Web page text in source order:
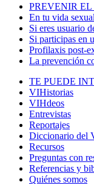
PREVENIR
En tu vida sexual
Si eres usuario
Si participas en
Profilaxis post-
La prevención
TE PUEDE
VIHistorias
VIHdeos
Entrevistas
Reportajes
Diccionario del
Recursos
Preguntas con
Referencias y
Quiénes somos